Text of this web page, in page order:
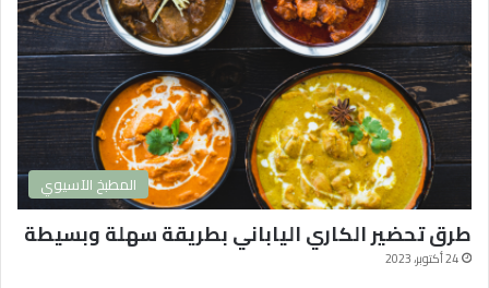
ي
ة
2
0
2
4
و
ا
ث
ر
ه
المطبخ الآسيوي
طرق تحضير الكاري الياباني بطريقة سهلة وبسيطة
24 أكتوبر، 2023